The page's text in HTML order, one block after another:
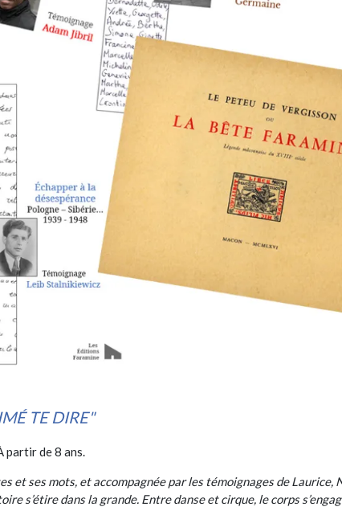
TE DIRE"
partir de 8 ans.
et ses mots, et accompagnée par les témoignages de Laurice,
s’étire dans la grande. Entre danse et cirque, le corps